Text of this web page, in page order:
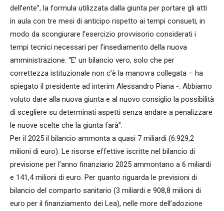
dell’ente”, la formula utilizzata dalla giunta per portare gli atti
in aula con tre mesi di anticipo rispetto ai tempi consueti, in
modo da scongiurare l’esercizio provvisorio considerati i
tempi tecnici necessari per l’insediamento della nuova
amministrazione. “E’ un bilancio vero, solo che per
correttezza istituzionale non c’è la manovra collegata – ha
spiegato il presidente ad interim Alessandro Piana -. Abbiamo
voluto dare alla nuova giunta e al nuovo consiglio la possibilità
di scegliere su determinati aspetti senza andare a penalizzare
le nuove scelte che la giunta farà”.
Per il 2025 il bilancio ammonta a quasi 7 miliardi (6.929,2
milioni di euro). Le risorse effettive iscritte nel bilancio di
previsione per l’anno finanziario 2025 ammontano a 6 miliardi
e 141,4 milioni di euro. Per quanto riguarda le previsioni di
bilancio del comparto sanitario (3 miliardi e 908,8 milioni di
euro per il finanziamento dei Lea), nelle more dell’adozione